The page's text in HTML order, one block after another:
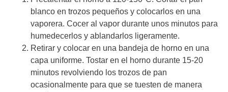
blanco en trozos pequeños y colocarlos en una
vaporera. Cocer al vapor durante unos minutos para
humedecerlos y ablandarlos ligeramente.
Retirar y colocar en una bandeja de horno en una
capa uniforme. Tostar en el horno durante 15-20
minutos revolviendo los trozos de pan
ocasionalmente para que se tuesten de manera